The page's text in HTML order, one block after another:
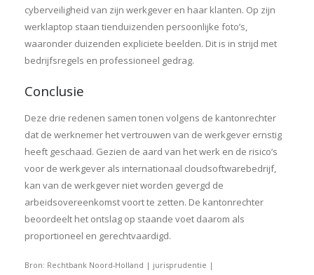
cyberveiligheid van zijn werkgever en haar klanten. Op zijn
werklaptop staan tienduizenden persoonlijke foto’s,
waaronder duizenden expliciete beelden. Dit is in strijd met
bedrijfsregels en professioneel gedrag.
Conclusie
Deze drie redenen samen tonen volgens de kantonrechter
dat de werknemer het vertrouwen van de werkgever ernstig
heeft geschaad. Gezien de aard van het werk en de risico’s
voor de werkgever als internationaal cloudsoftwarebedrijf,
kan van de werkgever niet worden gevergd de
arbeidsovereenkomst voort te zetten. De kantonrechter
beoordeelt het ontslag op staande voet daarom als
proportioneel en gerechtvaardigd.
Bron: Rechtbank Noord-Holland | jurisprudentie |